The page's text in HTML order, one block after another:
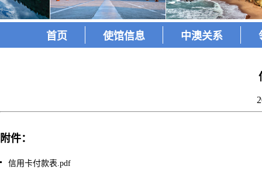
首页 使馆信息 中澳关系
附件：
信用卡付款表.pdf